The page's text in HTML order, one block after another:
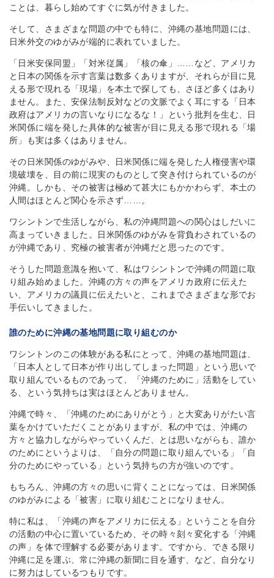
ことは、暮らし始めてすぐに気が付きました。
そして、さまざまな問題の中でも特に、沖縄の基地問題には、
日米外交のゆがみが端的に表れていました。
「日米安保同盟」「対米従属」「核の傘」……など、アメリカ
と日本の関係を示す言葉は数多くありますが、それらが目に見
える形で現れる「現場」を本土で探しても、さほど多くはあり
ません。また、安保法制反対などの文脈でよく耳にする「日本
政府はアメリカの言いなりになるな！」という批判を生む、日
米関係に端を発した具体的な被害が目に見える形で現れる「場
所」も実は多くはありません。
その日米関係のゆがみや、日米関係に端を発した人権侵害や環
境破壊を、目の前に現実のものとして突き付けられているのが
沖縄。しかも、その被害は極めて甚大にもかかわらず、本土の
人間はほとんど関心を示さず……。
ワシントンで生活しながら、私の沖縄問題への関心はしだいに
高まっていきました。日米関係のゆがみを背負わされているの
が沖縄であり、究極の被害者が沖縄だと思ったのです。
そうした問題意識を抱いて、私はワシントンで沖縄の問題に取
り組み始めました。沖縄の方々の声をアメリカ政府に伝えた
い、アメリカの議員に伝えたいと、これまでさまざまな形でお
手伝いしてきました。
誰のために沖縄の基地問題に取り組むのか
ワシントンのこの体験がある私にとって、沖縄の基地問題は、
「日本人として日本が作り出してしまった問題」という思いで
取り組んでいるものであって、「沖縄のために」活動をしてい
る、という気持ちは実はほとんどありません。
沖縄で時々、「沖縄のためにありがとう」と大変ありがたい言
葉をかけていただくことがありますが、私の中では、沖縄の
方々と協力しながらやっていくんだ、とは思いながらも、誰か
のためにというよりは、「自分の問題に取り組んでいる」「自
分のためにやっている」という気持ちの方が強いのです。
もちろん、沖縄の方々の思いに背くことになっては、日米関係
のゆがみによる「被害」に取り組むことになりません。
特に私は、「沖縄の声をアメリカに伝える」ということを自分
の活動の中心に置いているため、その時々刻々変化する「沖縄
の声」を体で理解する必要があります。ですから、できる限り
沖縄に足を運ぶ、常に沖縄の新聞に目を通す、など、自分なり
に努力はしているつもりです。